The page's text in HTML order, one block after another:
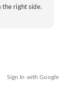
the right side.
Sign In with Google